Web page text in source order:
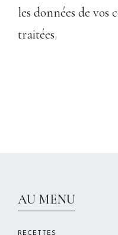
les données de vos
traitées.
AU MENU
RECETTES